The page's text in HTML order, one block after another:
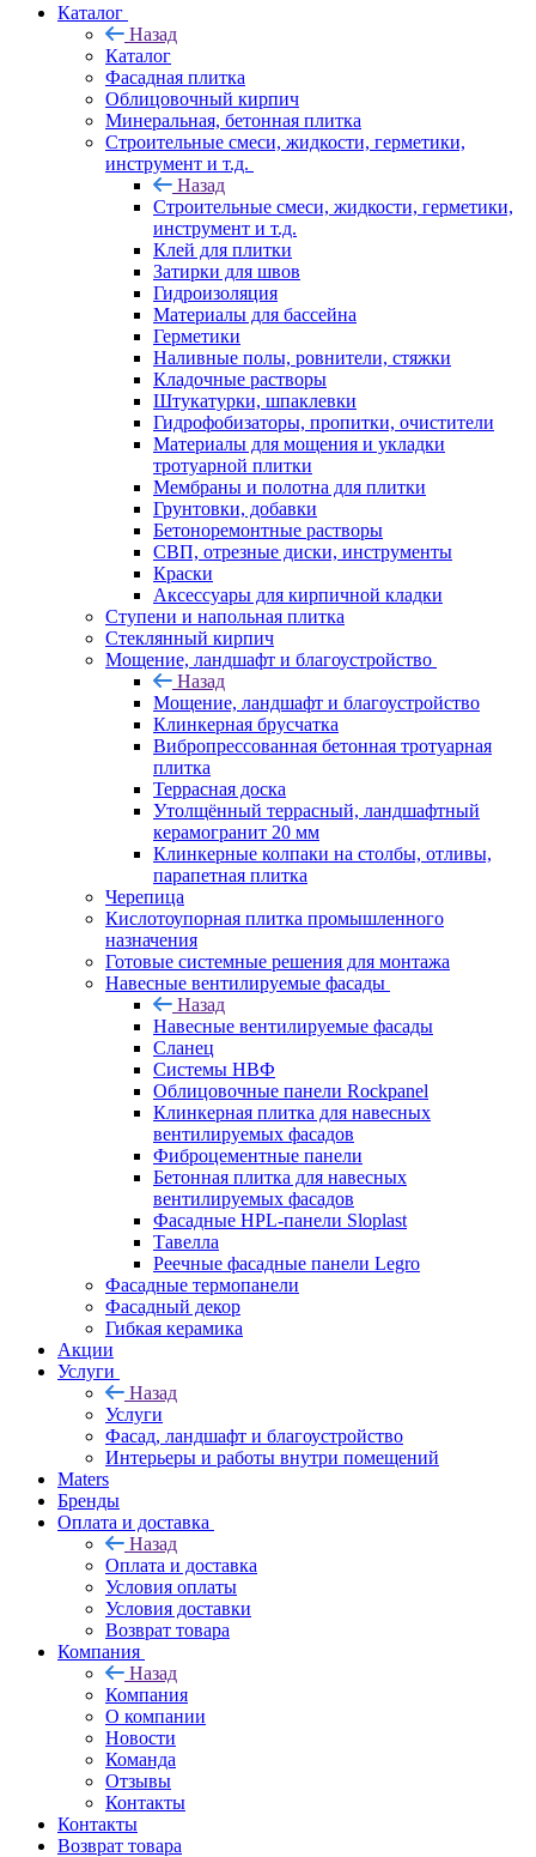
Каталог
Назад
Каталог
Фасадная плитка
Облицовочный кирпич
Минеральная, бетонная плитка
Строительные смеси, жидкости, герметики,
инструмент и т.д.
Назад
Строительные смеси, жидкости, герметики,
инструмент и т.д.
Клей для плитки
Затирки для швов
Гидроизоляция
Материалы для бассейна
Герметики
Наливные полы, ровнители, стяжки
Кладочные растворы
Штукатурки, шпаклевки
Гидрофобизаторы, пропитки, очистители
Материалы для мощения и укладки
тротуарной плитки
Мембраны и полотна для плитки
Грунтовки, добавки
Бетоноремонтные растворы
СВП, отрезные диски, инструменты
Краски
Аксессуары для кирпичной кладки
Ступени и напольная плитка
Cтеклянный кирпич
Мощение, ландшафт и благоустройство
Назад
Мощение, ландшафт и благоустройство
Клинкерная брусчатка
Вибропрессованная бетонная тротуарная
плитка
Террасная доска
Утолщённый террасный, ландшафтный
керамогранит 20 мм
Клинкерные колпаки на столбы, отливы,
парапетная плитка
Черепица
Кислотоупорная плитка промышленного
назначения
Готовые системные решения для монтажа
Навесные вентилируемые фасады
Назад
Навесные вентилируемые фасады
Сланец
Системы НВФ
Облицовочные панели Rockpanel
Клинкерная плитка для навесных
вентилируемых фасадов
Фиброцементные панели
Бетонная плитка для навесных
вентилируемых фасадов
Фасадные HPL-панели Sloplast
Тавелла
Реечные фасадные панели Legro
Фасадные термопанели
Фасадный декор
Гибкая керамика
Акции
Услуги
Назад
Услуги
Фасад, ландшафт и благоустройство
Интерьеры и работы внутри помещений
Maters
Бренды
Оплата и доставка
Назад
Оплата и доставка
Условия оплаты
Условия доставки
Возврат товара
Компания
Назад
Компания
О компании
Новости
Команда
Отзывы
Контакты
Контакты
Возврат товара